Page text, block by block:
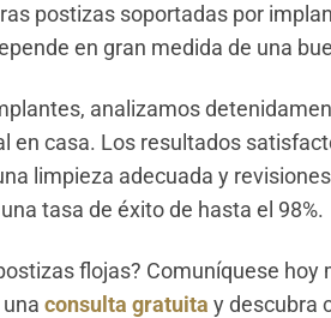
postizas soportadas por
en gran medida de una
analizamos
casa. Los resultados
limpieza adecuada y
tasa de éxito de hasta el 98%.
flojas? Comuníquese hoy
consulta gratuita y descubra